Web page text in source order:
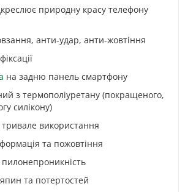
природну красу телефону
анти-удар, анти-жовтіння
на задню панель смартфону
з термополіуретану (покращеного,
силікону)
використання
та пожовтіння
пилонепроникність
та потертостей